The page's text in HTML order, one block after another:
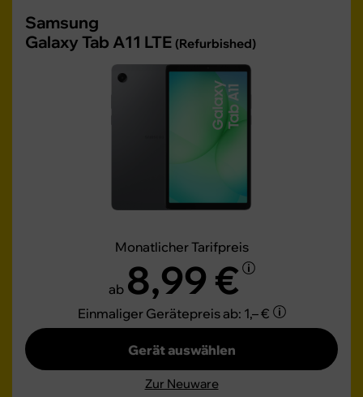
Samsung
Galaxy Tab A11 LTE (Refurbished)
Monatlicher Tarifpreis
ab 8,99 €
Einmaliger Gerätepreisab: 1,– €
Gerät auswählen
Zur Neuware